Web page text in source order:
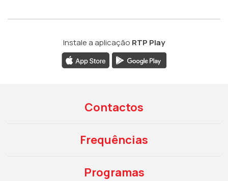
Instale a aplicação RTP Play
Contactos
Frequências
Programas